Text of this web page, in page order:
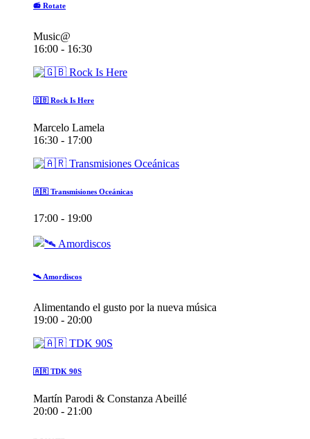
📻 Rotate
Music@
16:00 - 16:30
🇬🇧 Rock Is Here
Marcelo Lamela
16:30 - 17:00
🇦🇷 Transmisiones Oceánicas
17:00 - 19:00
🛰️ Amordiscos
Alimentando el gusto por la nueva música
19:00 - 20:00
🇦🇷 TDK 90S
Martín Parodi & Constanza Abeillé
20:00 - 21:00